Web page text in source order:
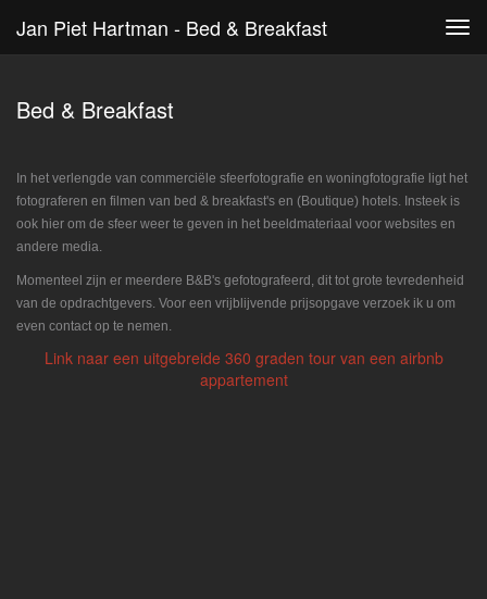
Jan Piet Hartman - Bed & Breakfast
Bed & Breakfast
In het verlengde van commerciële sfeerfotografie en woningfotografie ligt het
fotograferen en filmen van bed & breakfast's en (Boutique) hotels. Insteek is
ook hier om de sfeer weer te geven in het beeldmateriaal voor websites en
andere media.
Momenteel zijn er meerdere B&B's gefotografeerd, dit tot grote tevredenheid
van de opdrachtgevers. Voor een vrijblijvende prijsopgave verzoek ik u om
even contact op te nemen.
Link naar een uitgebreide 360 graden tour van een airbnb
appartement